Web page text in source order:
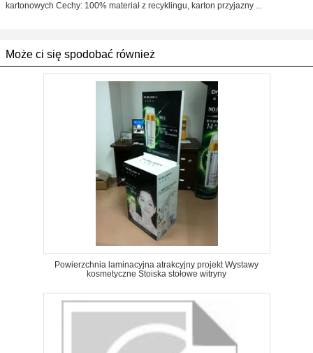
kartonowych Cechy: 100% materiał z recyklingu, karton przyjazny ...
Może ci się spodobać również
Powierzchnia laminacyjna atrakcyjny projekt Wystawy
kosmetyczne Stoiska stołowe witryny